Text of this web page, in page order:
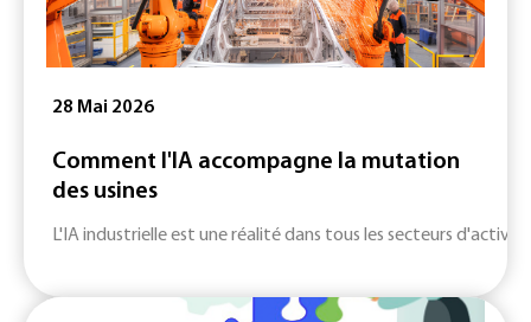
28 Mai 2026
Comment l'IA accompagne la mutation
des usines
L'IA industrielle est une réalité dans tous les secteurs